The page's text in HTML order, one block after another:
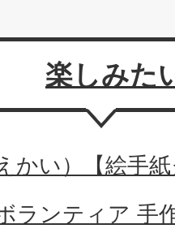
楽しみた
かい）【絵手
ランティア 手